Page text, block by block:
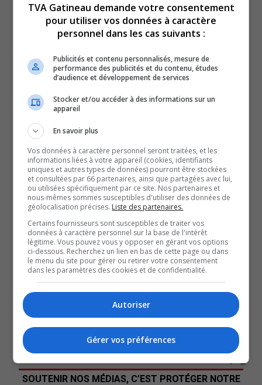
de rats à l’Hôpital de Hull.
Lorsque notre équipe a contacté l’organisation, elle a
le tiroir dispose de plus d’une ouverture.
Santé Québec Outaouais a d’ailleurs préparé une vidéo
pour démontré comment une telle situation a pu se
produire. Vous pouvez la voir dans la vidéo ci-dessus.
Par écrit, l’organisation a quand même déclaré avoir
procédé à des vérifications supplémentaires et a
confirmé qu’aucun rongeur n’est présent dans ses
installations.
À lire aussi :
Retrait des premiers répondants des appels de
priorité 3 : le maire de Cayamant dénonce la nouvelle
directive
Investissement de près de 27,7 M$ pour la
construction de 17 nouveaux sites cellulaires au
Québec
Entrez dans l’univers magique de LUZIA, du Cirque du
soleil
Avec les renseignements de Philippe Bessette.
X
SOUTENIR NOS MÉDIAS, C’EST PROTÉGER NOTRE
TVA Gatineau demande votre consentement
pour utiliser vos données à caractère
personnel dans les cas suivants :
Publicités et contenu personnalisés, mesure de
performance des publicités et du contenu, études
d’audience et développement de services
Stocker et/ou accéder à des informations sur un
appareil
En savoir plus
Vos données à caractère personnel seront traitées, et les
informations liées à votre appareil (cookies, identifiants
uniques et autres types de données) pourront être stockées
et consultées par 66 partenaires, ainsi que partagées avec lui,
ou utilisées spécifiquement par ce site. Nos partenaires et
nous-mêmes sommes susceptibles d'utiliser des données de
géolocalisation précises. Liste des partenaires.
Certains fournisseurs sont susceptibles de traiter vos
données à caractère personnel sur la base de l'intérêt
légitime. Vous pouvez vous y opposer en gérant vos options
ci-dessous. Recherchez un lien en bas de cette page ou dans
le menu du site pour gérer ou retirer votre consentement
dans les paramètres des cookies et de confidentialité.
Autoriser
Gérer vos préférences